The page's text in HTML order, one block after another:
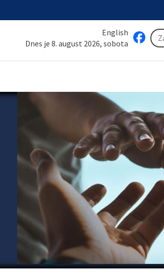
English
Dnes je 8. august 2026, sobota